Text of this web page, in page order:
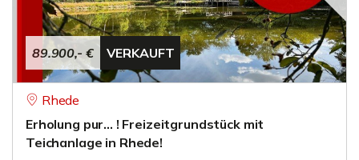
89.900,- € VERKAUFT
Rhede
Erholung pur... ! Freizeitgrundstück mit
Teichanlage in Rhede!